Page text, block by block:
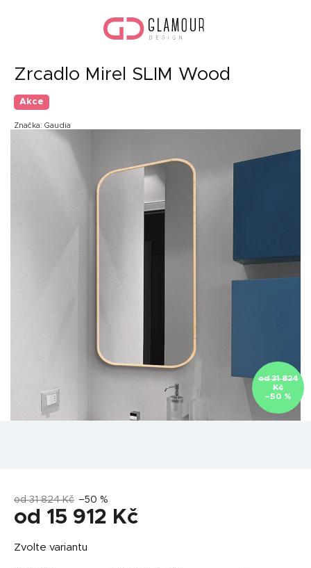
Zrcadlo Mirel SLIM Wood
Akce
Značka: Gaudia
od 31 824
Kč
–50 %
od 31 824 Kč –50 %
od 15 912 Kč
cena:
Zvolte variantu